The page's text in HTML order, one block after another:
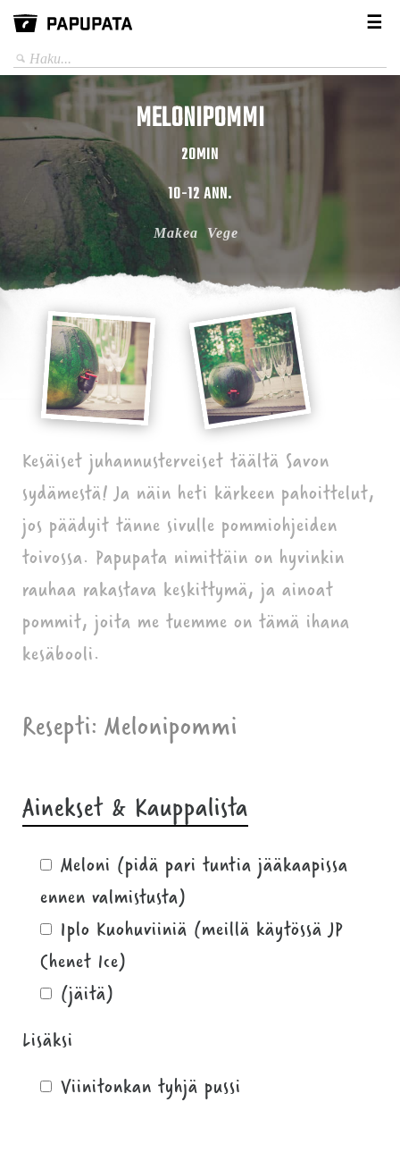
☰
MELONIPOMMI
20MIN
10-12 ANN.
Makea Vege
Kesäiset juhannusterveiset täältä Savon
sydämestä! Ja näin heti kärkeen pahoittelut,
jos päädyit tänne sivulle pommiohjeiden
toivossa. Papupata nimittäin on hyvinkin
rauhaa rakastava keskittymä, ja ainoat
pommit, joita me tuemme on tämä ihana
kesäbooli.
Resepti: Melonipommi
Ainekset & Kauppalista
Meloni (pidä pari tuntia jääkaapissa
ennen valmistusta)
1plo Kuohuviiniä (meillä käytössä JP
Chenet Ice)
(jäitä)
Lisäksi
Viinitonkan tyhjä pussi